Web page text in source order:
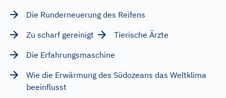
Die Runderneuerung des Reifens
Zu scharf gereinigt
Tierische Ärzte
Die Erfahrungsmaschine
Wie die Erwärmung des Südozeans das Weltklima
beeinflusst